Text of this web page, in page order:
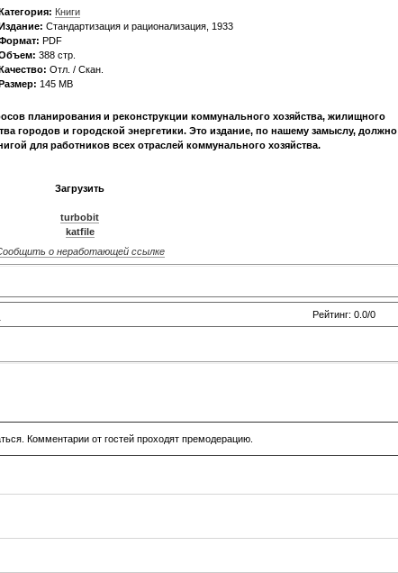
Категория: Книги
Издание: Стандартизация и рационализация, 1933
PDF
388 стр.
Качество: Отл. / Скан.
Размер: 145 МВ
планирования и реконструкции коммунального хозяйства, жилищного
городов и городской энергетики. Это издание, по нашему замыслу, должно
для работников всех отраслей коммунального хозяйства.
Загрузить
turbobit
katfile
о неработающей ссылке
Рейтинг: 0.0/0
Комментарии от гостей проходят премодерацию.